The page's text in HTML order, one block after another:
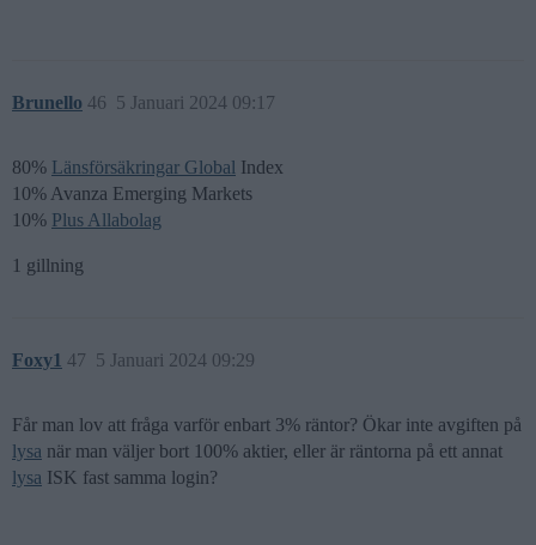
Brunello 5 Januari 2024 09:17
46
80% Länsförsäkringar Global Index
10% Avanza Emerging Markets
10% Plus Allabolag
1 gillning
Foxy1 5 Januari 2024 09:29
47
Får man lov att fråga varför enbart 3% räntor? Ökar inte avgiften på
lysa när man väljer bort 100% aktier, eller är räntorna på ett annat
lysa ISK fast samma login?